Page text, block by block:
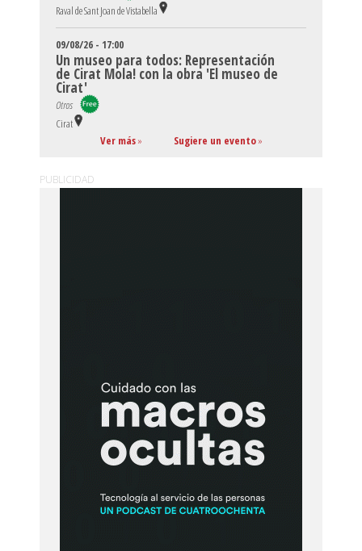
Raval de Sant Joan de Vistabella
09/08/26 - 17:00
Un museo para todos: Representación
de Cirat Mola! con la obra 'El museo de
Cirat'
Otros
Cirat
Ver más» Sugiere un evento»
PUBLICIDAD